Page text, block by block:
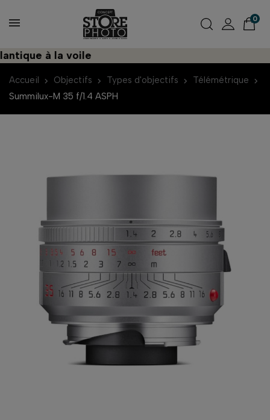
0
à la voile
Accueil Objectifs Types d'objectifs
Télémétrique
Summilux-M 35 f/1.4 ASPH